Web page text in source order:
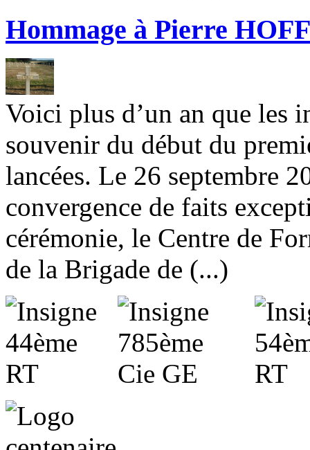
Hommage à Pierre HOFF
Voici plus d’un an que les
souvenir du début du
lancées. Le 26 septembre
convergence de faits
cérémonie, le Centre de
de la Brigade de (...)